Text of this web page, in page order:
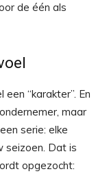
de één als
“karakter”. En
maar
serie: elke
seizoen. Dat is
opgezocht: